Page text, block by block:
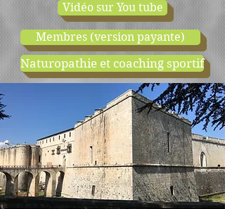
Vidéo sur You tube
Membres (version payante)
Naturopathie et coaching sportif
cours d'essai boutique